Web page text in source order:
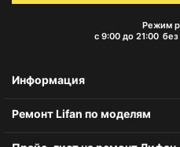
Режим
с 9:00 до 21:00
Информация
Ремонт Lifan по моделям